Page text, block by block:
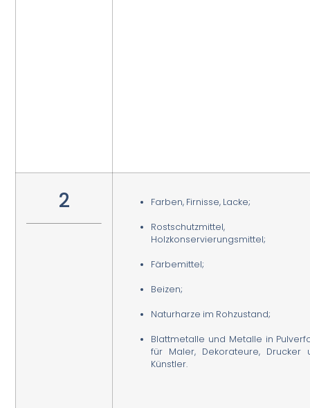
2 Farben, Firnisse, Lacke;
Rostschutzmittel,
Holzkonservierungsmittel;
Färbemittel;
Beizen;
Naturharze im Rohzustand;
Blattmetalle und Metalle in
für Maler, Dekorateure, Drucker
Künstler.